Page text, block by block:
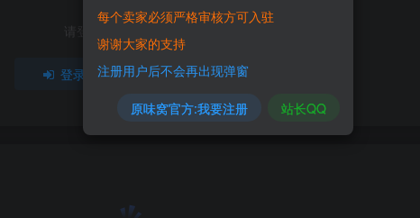
请登录后发表评论
登录 注册
每个卖家必须严格审核方可入驻
谢谢大家的支持
注册用户后不会再出现弹窗
原味窝官方:我要注册 站长QQ